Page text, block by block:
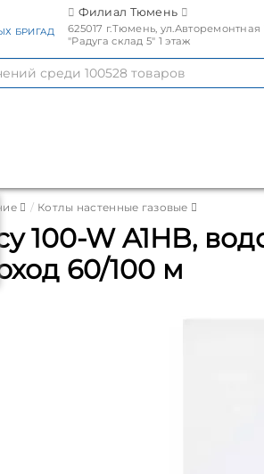
БРИГАД
Филиал Тюмень
625017 г.Тюмень, ул.Авторемонтная
"Радуга склад 5" 1 этаж
Котлы настенные газовые
100-W A1HB,
60/100 м